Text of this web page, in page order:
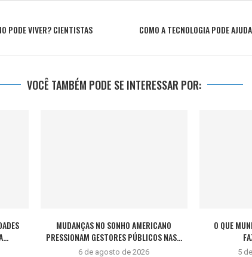
PODE VIVER? CIENTISTAS
COMO A TECNOLOGIA PODE
VOCÊ TAMBÉM PODE SE INTERESSAR POR:
MUDANÇAS NO SONHO AMERICANO
PRESSIONAM GESTORES PÚBLICOS NAS...
6 de agosto de 2026
O QUE
5